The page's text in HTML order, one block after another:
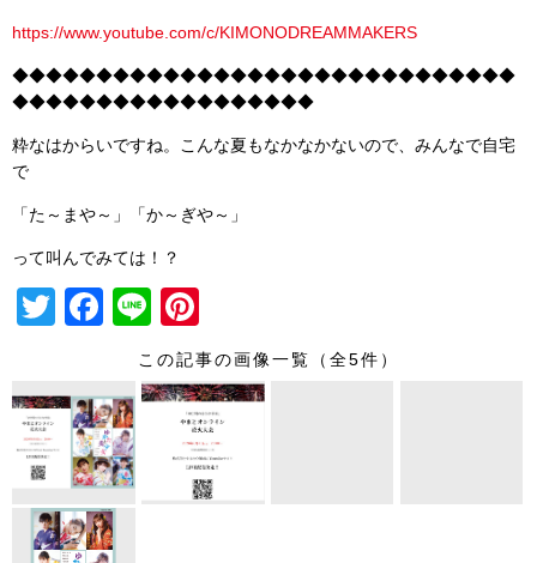
https://www.youtube.com/c/KIMONODREAMMAKERS
◆◆◆◆◆◆◆◆◆◆◆◆◆◆◆◆◆◆◆◆◆◆◆◆◆◆◆◆◆◆
◆◆◆◆◆◆◆◆◆◆◆◆◆◆◆◆◆◆
粋なはからいですね。こんな夏もなかなかないので、みんなで自宅
で
「た～まや～」「か～ぎや～」
って叫んでみては！？
T
er
F
e
b
o
o
Li
n
e
nt
er
e
st
この記事の画像一覧（全5件）